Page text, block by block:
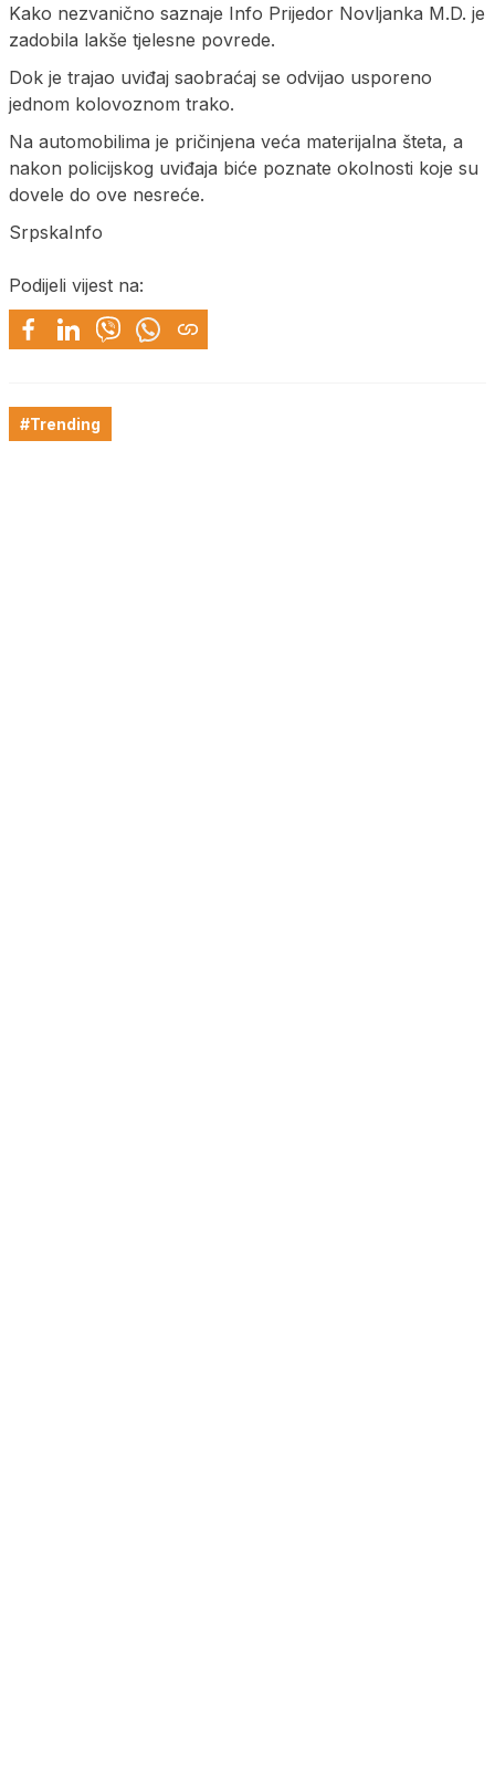
Kako nezvanično saznaje Info Prijedor Novljanka M.D. je
zadobila lakše tjelesne povrede.
Dok je trajao uviđaj saobraćaj se odvijao usporeno
jednom kolovoznom trako.
Na automobilima je pričinjena veća materijalna šteta, a
nakon policijskog uviđaja biće poznate okolnosti koje su
dovele do ove nesreće.
SrpskaInfo
Podijeli vijest na:
#Trending